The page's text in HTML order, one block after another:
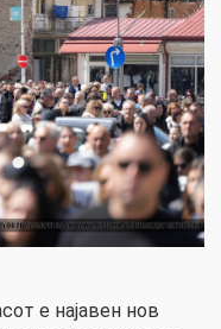
е најавен нов